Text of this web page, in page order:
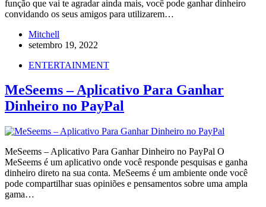
função que vai te agradar ainda mais, você pode ganhar dinheiro
convidando os seus amigos para utilizarem…
Mitchell
setembro 19, 2022
ENTERTAINMENT
MeSeems – Aplicativo Para Ganhar
Dinheiro no PayPal
MeSeems – Aplicativo Para Ganhar Dinheiro no PayPal O
MeSeems é um aplicativo onde você responde pesquisas e ganha
dinheiro direto na sua conta. MeSeems é um ambiente onde você
pode compartilhar suas opiniões e pensamentos sobre uma ampla
gama…